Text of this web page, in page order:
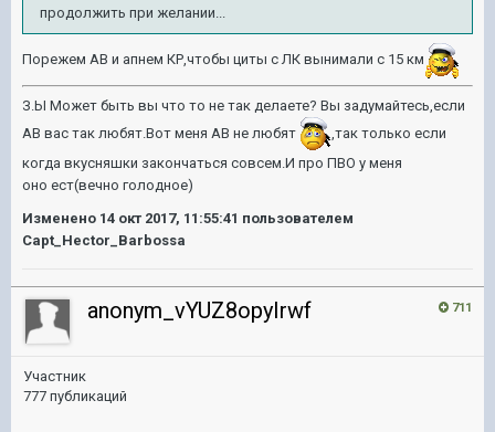
продолжить при желании...
Порежем АВ и апнем КР,чтобы циты с ЛК вынимали с 15 км
З.Ы Может быть вы что то не так делаете? Вы задумайтесь,если
АВ вас так любят.Вот меня АВ не любят
,так только если
когда вкусняшки закончаться совсем.И про ПВО у меня
оно ест(вечно голодное)
Изменено 14 окт 2017, 11:55:41 пользователем
Capt_Hector_Barbossa
711
anonym_vYUZ8opyIrwf
Участник
777 публикаций